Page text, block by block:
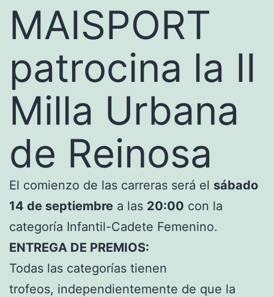
MAISPORT
patrocina la II
Milla Urbana
de Reinosa
El comienzo de las carreras será el sábado
14 de septiembre a las 20:00 con la
categoría Infantil-Cadete Femenino.
ENTREGA DE PREMIOS:
Todas las categorías tienen
trofeos, independientemente de que la